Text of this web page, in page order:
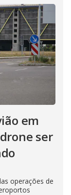
em
ser
operações de